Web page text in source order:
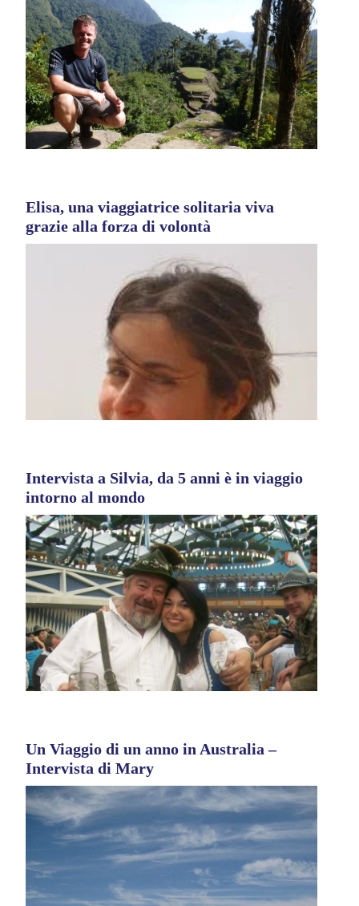
Elisa, una viaggiatrice solitaria viva
grazie alla forza di volontà
Intervista a Silvia, da 5 anni è in viaggio
intorno al mondo
Un Viaggio di un anno in Australia –
Intervista di Mary